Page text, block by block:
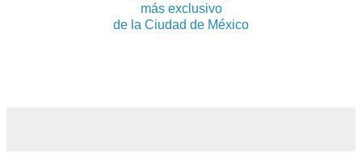
más exclusivo
de la Ciudad de México